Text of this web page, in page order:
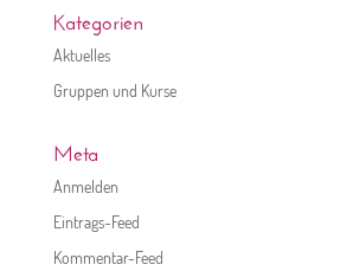
Kategorien
Aktuelles
Gruppen und Kurse
Meta
Anmelden
Eintrags-Feed
Kommentar-Feed